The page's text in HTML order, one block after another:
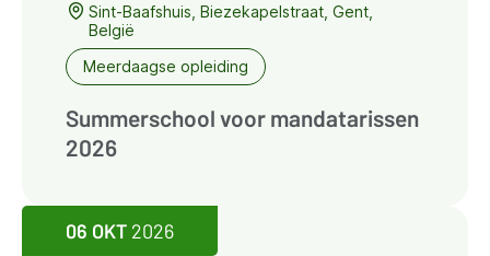
Sint-Baafshuis, Biezekapelstraat, Gent,
België
Meerdaagse opleiding
Summerschool voor mandatarissen
2026
06 OKT 2026